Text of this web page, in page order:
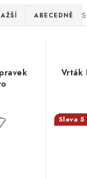
ABECEDNĚ
Vrták
5